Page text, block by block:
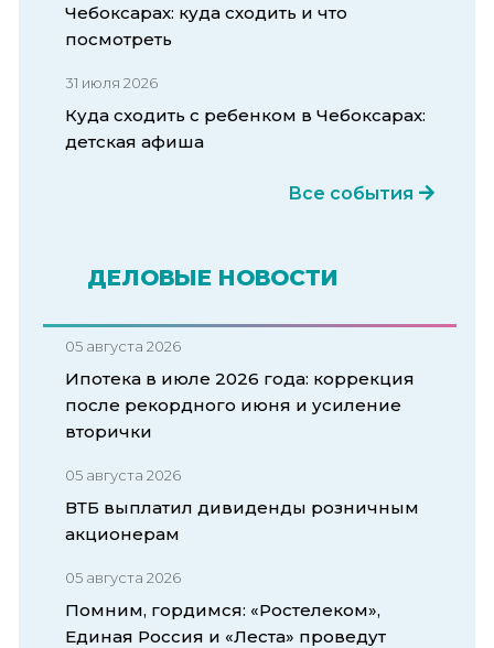
Чебоксарах: куда сходить и что
посмотреть
31 июля 2026
Куда сходить с ребенком в Чебоксарах:
детская афиша
Все события
ДЕЛОВЫЕ НОВОСТИ
05 августа 2026
Ипотека в июле 2026 года: коррекция
после рекордного июня и усиление
вторички
05 августа 2026
ВТБ выплатил дивиденды розничным
акционерам
05 августа 2026
Помним, гордимся: «Ростелеком»,
Единая Россия и «Леста» проведут